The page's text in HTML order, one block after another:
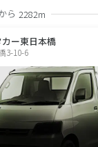
ら 2282m
カー東日本橋
3-10-6